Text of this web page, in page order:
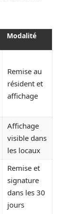
Modalité
Remise au
résident et
affichage
Affichage
visible dans
les locaux
Remise et
signature
dans les 30
jours